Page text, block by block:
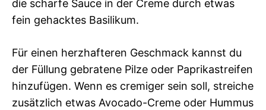
die scharfe Sauce in der Creme durch etwas
fein gehacktes Basilikum.
Für einen herzhafteren Geschmack kannst du
der Füllung gebratene Pilze oder Paprikastreifen
hinzufügen. Wenn es cremiger sein soll, streiche
zusätzlich etwas Avocado-Creme oder Hummus